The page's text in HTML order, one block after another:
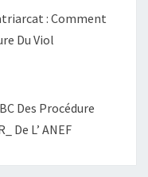
: Comment
Du Viol
Des Procédure
De L’ ANEF